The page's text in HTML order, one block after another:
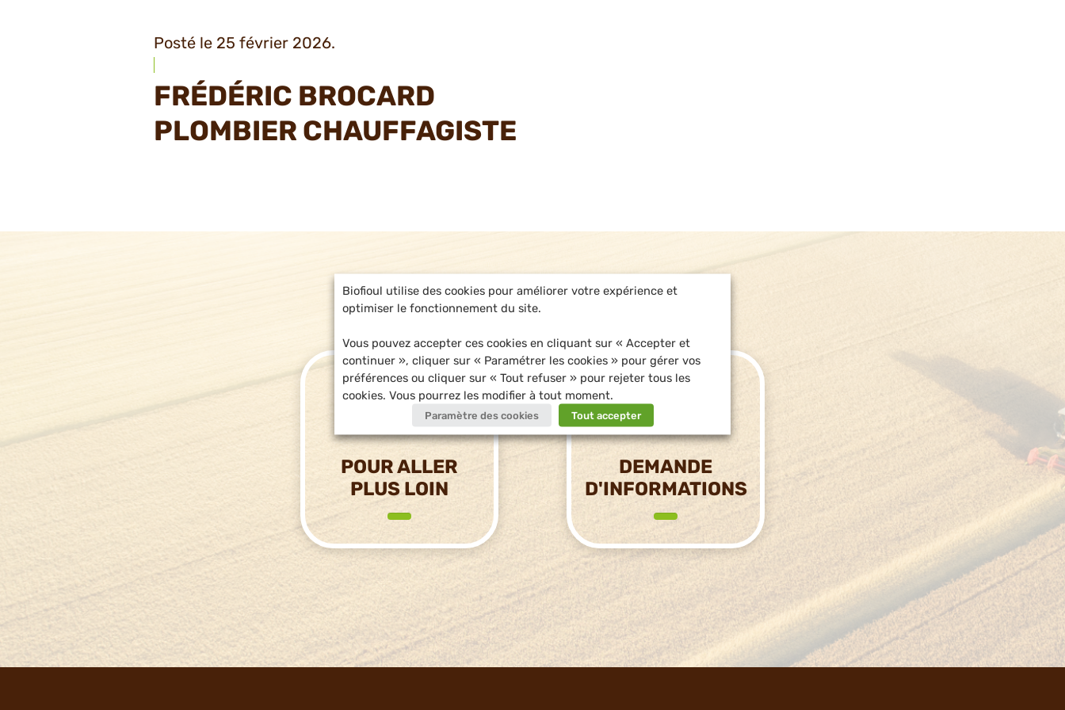
Posté le 25 février 2026.
FRÉDÉRIC BROCARD
PLOMBIER CHAUFFAGISTE
POUR ALLER
PLUS LOIN
DEMANDE
D'INFORMATIONS
Biofioul utilise des cookies pour améliorer votre expérience et
optimiser le fonctionnement du site.
Vous pouvez accepter ces cookies en cliquant sur « Accepter et
continuer », cliquer sur « Paramétrer les cookies » pour gérer vos
préférences ou cliquer sur « Tout refuser » pour rejeter tous les
cookies. Vous pourrez les modifier à tout moment.
Paramètre des cookies Tout accepter